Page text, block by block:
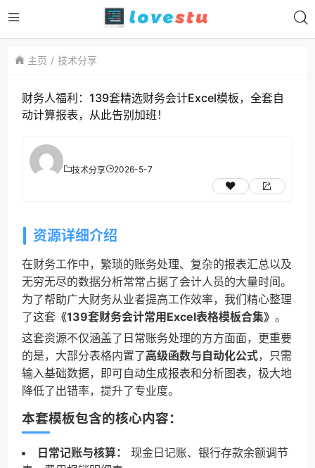
主页 技术分享
财务人福利：139套精选财务会计Excel模板，全套自
动计算报表，从此告别加班！
技术分享 2026-5-7
资源详细介绍
在财务工作中，繁琐的账务处理、复杂的报表汇总以及
无穷无尽的数据分析常常占据了会计人员的大量时间。
为了帮助广大财务从业者提高工作效率，我们精心整理
了这套 《139套财务会计常用Excel表格模板合集》 。
这套资源不仅涵盖了日常账务处理的方方面面，更重要
的是，大部分表格内置了高级函数与自动化公式，只需
输入基础数据，即可自动生成报表和分析图表，极大地
降低了出错率，提升了专业度。
本套模板包含的核心内容：
日常记账与核算：
现金日记账、银行存款余额调节